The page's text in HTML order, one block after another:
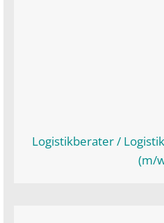
Logistikberater /
(m/